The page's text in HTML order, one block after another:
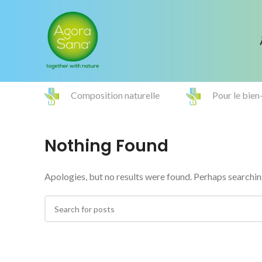
Composition naturelle Pour le
Nothing Found
Apologies, but no results were found. Perhaps